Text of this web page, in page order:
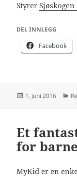
Styrer
DEL INNLEGG
Facebook
Publisert
1. juni 2016
Et
for
MyKid er en